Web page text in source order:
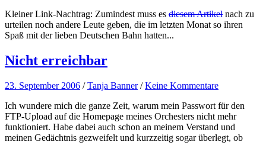
Kleiner Link-Nachtrag: Zumindest muss es diesem Artikel nach zu
urteilen noch andere Leute geben, die im letzten Monat so ihren
Spaß mit der lieben Deutschen Bahn hatten...
Nicht erreichbar
23. September 2006 /Tanja Banner /Keine Kommentare
Ich wundere mich die ganze Zeit, warum mein Passwort für den
FTP-Upload auf die Homepage meines Orchesters nicht mehr
funktioniert. Habe dabei auch schon an meinem Verstand und
meinen Gedächtnis gezweifelt und kurzzeitig sogar überlegt, ob